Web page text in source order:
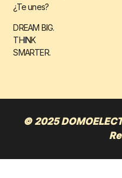
¿Te unes?
DREAM BIG.
THINK
SMARTER.
© 2025